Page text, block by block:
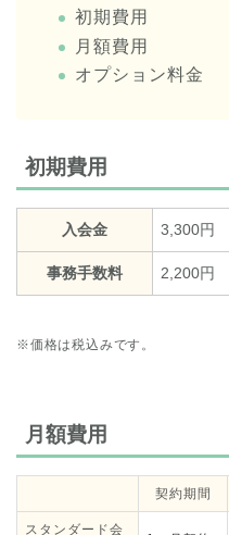
初期費用
月額費用
オプション料金
初期費用
入会金 3,300円
事務手数料 2,200円
※価格は税込みです。
月額費用
契約期間
スタンダード会